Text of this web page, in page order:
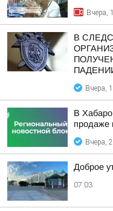
Вчера,
В
Вчера,
В
продаже
Вчера,
Доброе
07:03